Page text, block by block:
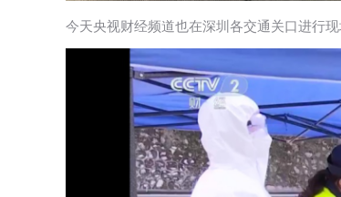
今天央视财经频道也在深圳各交通关口进行